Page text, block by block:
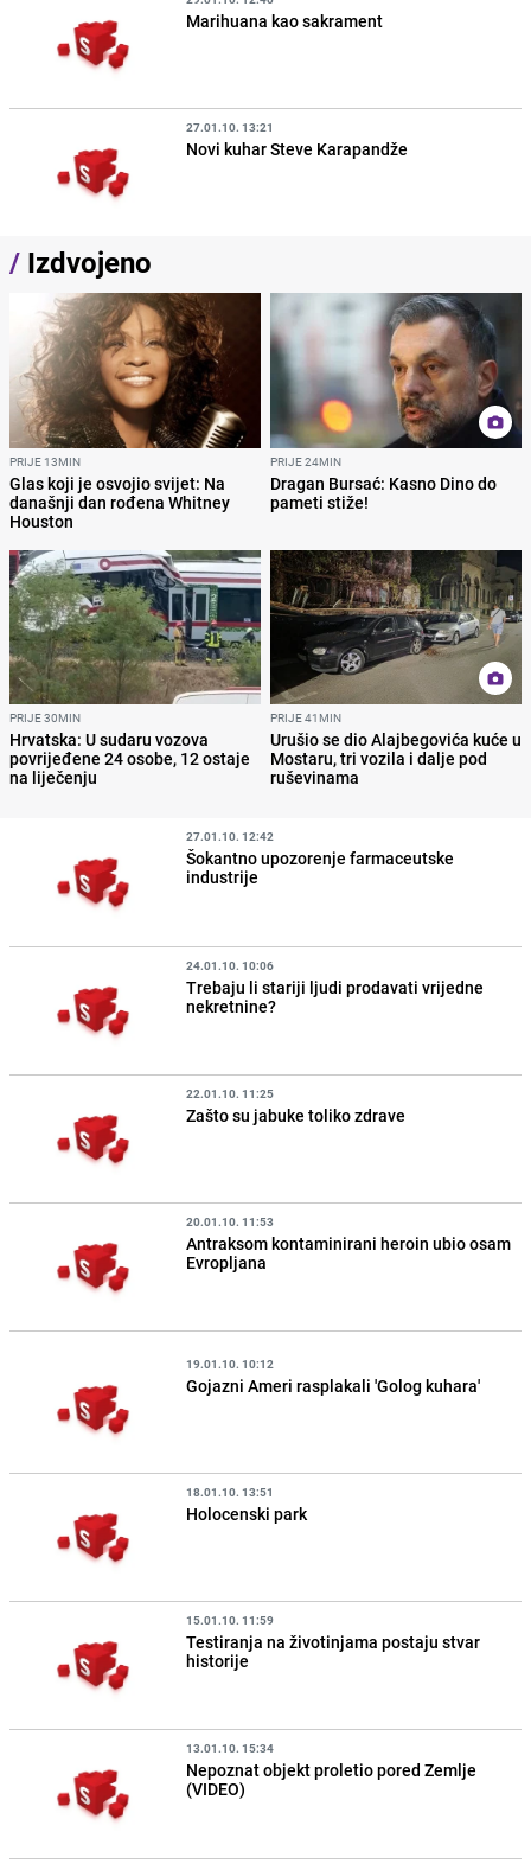
Marihuana kao sakrament
27.01.10. 13:21
Novi kuhar Steve Karapandže
/ Izdvojeno
PRIJE 13MIN
Glas koji je osvojio svijet: Na
današnji dan rođena Whitney
Houston
PRIJE 24MIN
Dragan Bursać: Kasno Dino do
pameti stiže!
PRIJE 30MIN
Hrvatska: U sudaru vozova
povrijeđene 24 osobe, 12 ostaje
na liječenju
PRIJE 41MIN
Urušio se dio Alajbegovića kuće u
Mostaru, tri vozila i dalje pod
ruševinama
27.01.10. 12:42
Šokantno upozorenje farmaceutske
industrije
24.01.10. 10:06
Trebaju li stariji ljudi prodavati vrijedne
nekretnine?
22.01.10. 11:25
Zašto su jabuke toliko zdrave
20.01.10. 11:53
Antraksom kontaminirani heroin ubio osam
Evropljana
19.01.10. 10:12
Gojazni Ameri rasplakali 'Golog kuhara'
18.01.10. 13:51
Holocenski park
15.01.10. 11:59
Testiranja na životinjama postaju stvar
historije
13.01.10. 15:34
Nepoznat objekt proletio pored Zemlje
(VIDEO)